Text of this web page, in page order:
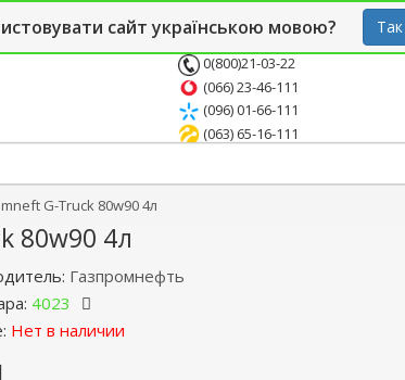
сайт українською мовою? Так
Опт СТО
0(800)21-03-22
(066) 23-46-111
(096) 01-66-111
(063) 65-16-111
G-Truck 80w90 4л
80w90 4л
Газпромнефть
4023
Нет в наличии